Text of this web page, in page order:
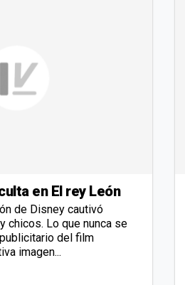
en El rey León
de Disney cautivó
chicos. Lo que nunca se
del film
imagen...